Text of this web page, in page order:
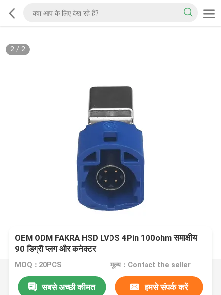
2/ 2
OEM ODM FAKRA HSD LVDS 4Pin 100ohm समाक्षीय
90 डिग्री प्लग और कनेक्टर
MOQ：20PCS मूल्य：Contact the seller
सबसे अच्छी कीमत हमसे संपर्क करें